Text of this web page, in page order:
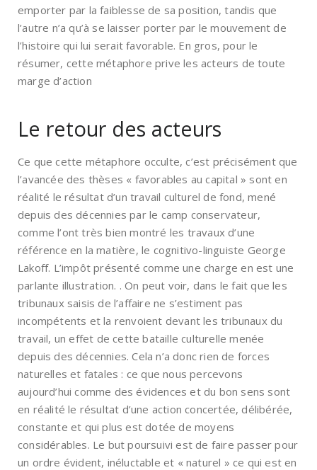
emporter par la faiblesse de sa position, tandis que
l’autre n’a qu’à se laisser porter par le mouvement de
l’histoire qui lui serait favorable. En gros, pour le
résumer, cette métaphore prive les acteurs de toute
marge d’action
Le retour des acteurs
Ce que cette métaphore occulte, c’est précisément que
l’avancée des thèses « favorables au capital » sont en
réalité le résultat d’un travail culturel de fond, mené
depuis des décennies par le camp conservateur,
comme l’ont très bien montré les travaux d’une
référence en la matière, le cognitivo-linguiste George
Lakoff. L’impôt présenté comme une charge en est une
parlante illustration. . On peut voir, dans le fait que les
tribunaux saisis de l’affaire ne s’estiment pas
incompétents et la renvoient devant les tribunaux du
travail, un effet de cette bataille culturelle menée
depuis des décennies. Cela n’a donc rien de forces
naturelles et fatales : ce que nous percevons
aujourd’hui comme des évidences et du bon sens sont
en réalité le résultat d’une action concertée, délibérée,
constante et qui plus est dotée de moyens
considérables. Le but poursuivi est de faire passer pour
un ordre évident, inéluctable et « naturel » ce qui est en